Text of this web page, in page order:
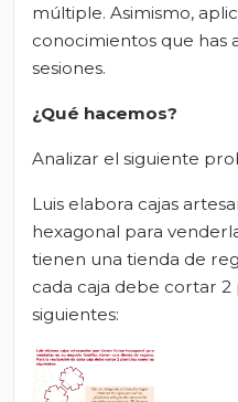
múltiple. Asimismo,
conocimientos que has
sesiones.
¿Qué hacemos?
Analizar el siguiente
Luis elabora cajas
hexagonal para
tienen una tienda de
cada caja debe cortar 2
siguientes: